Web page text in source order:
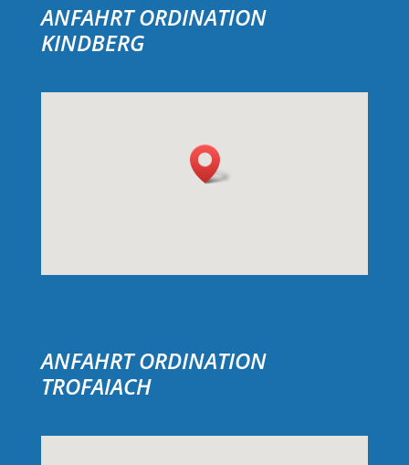
ANFAHRT ORDINATION
KINDBERG
ANFAHRT ORDINATION
TROFAIACH